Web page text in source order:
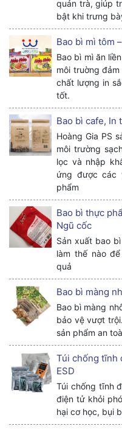
quản trà, giúp
bật khi trưng
Bao bì mì tôm
Bao bì mì ăn
môi truờng
chất lượng in
tốt.
Bao bì cafe, In
Hoàng Gia PS
môi trường
lọc và nhập
ứng được các
phẩm
Bao bì thực
Ngũ cốc
Sản xuất bao
làm thế nào
quả
Bao bì màng
Bao bì màng
bảo vệ vượt
sản phẩm an
Túi chống tĩnh
ESD
Túi chống tĩnh
điện tử khỏi
hại cơ học, bụi